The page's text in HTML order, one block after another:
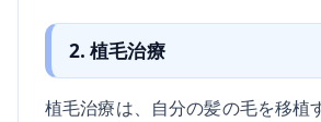
2. 植毛治療
植毛治療は、自分の髪の毛を移植